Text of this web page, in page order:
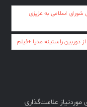
اسلامی به عزیزی
دوربین راستینه مدیا +فیلم
علامت‌گذاری